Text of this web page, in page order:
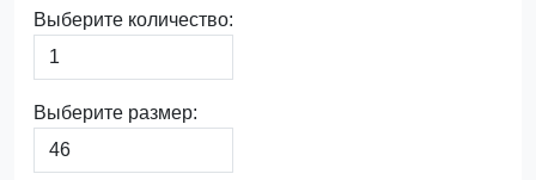
Выберите количество:
Выберите размер: